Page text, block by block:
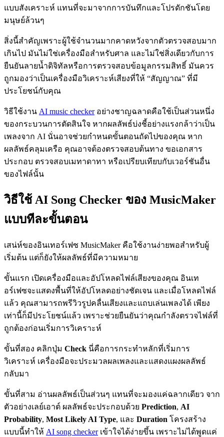
แบบสังเคราะห์ แทนที่จะมาจากการบันทึกและโปรดักชันโดย
มนุษย์ล้วนๆ
สิ่งนี้สำคัญเพราะผู้ใช้จำนวนมากคาดหวังจากตัวตรวจสอบมาก
เกินไป มันไม่ใช่เครื่องมือสำหรับศาล และไม่ใช่สิ่งเดียวกับการ
ยืนยันลายน้ำดิจิทัลหรือการตรวจสอบข้อมูลกรรมสิทธิ์ มันควร
ถูกมองว่าเป็นเครื่องมือวิเคราะห์เสียงที่ให้ “สัญญาณ” ที่มี
ประโยชน์กับคุณ
วิธีใช้งาน AI music checkerอย่างชาญฉลาดคือใช้เป็นส่วนหนึ่ง
ของกระบวนการตัดสินใจ หากผลลัพธ์บ่งชี้อย่างแรงกล้าว่าเป็น
เพลงจาก AI นั่นอาจช่วยกำหนดขั้นตอนถัดไปของคุณ หาก
ผลลัพธ์คลุมเครือ คุณอาจต้องตรวจสอบต้นทาง ขอเอกสาร
ประกอบ ตรวจสอบเมทาดาทา หรือเปรียบเทียบกับเวอร์ชันอื่น
ของไฟล์นั้น
วิธีใช้ AI Song Checker ของ MusicMaker
แบบทีละขั้นตอน
เสน่ห์ของอินเทอร์เฟซ MusicMaker คือใช้งานง่ายพอสำหรับผู้
เริ่มต้น แต่ก็ยังให้ผลลัพธ์ที่มีความหมาย
ขั้นแรก เปิดเครื่องมือและอัปโหลดไฟล์เสียงของคุณ อินเท
อร์เฟซจะแสดงพื้นที่ให้อัปโหลดอย่างชัดเจน และเมื่อโหลดไฟล์
แล้ว คุณสามารถพรีวิวรูปคลื่นเสียงและแถบเล่นเพลงได้ เพียง
เท่านี้ก็มีประโยชน์แล้ว เพราะช่วยยืนยันว่าคุณกำลังตรวจไฟล์ที่
ถูกต้องก่อนเริ่มการวิเคราะห์
ขั้นที่สอง คลิกปุ่ม Check นี่คือการกระทำหลักที่เริ่มการ
วิเคราะห์ เครื่องมือจะประมวลผลเพลงและแสดงแผงผลลัพธ์
กลับมา
ขั้นที่สาม อ่านผลลัพธ์เป็นส่วนๆ แทนที่จะมองแค่ฉลากเดียว จาก
ตัวอย่างเลย์เอาต์ ผลลัพธ์จะประกอบด้วย Prediction, AI
Probability, Most Likely AI Type, และ Duration โครงสร้าง
แบบนี้ทำให้ AI song checkerเข้าใจได้ง่ายขึ้น เพราะไม่ได้พูดแค่